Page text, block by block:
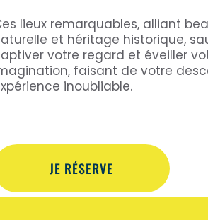
lieux remarquables, alliant
et héritage historique,
votre regard et éveiller
faisant de votre
inoubliable.
JE RÉSERVE